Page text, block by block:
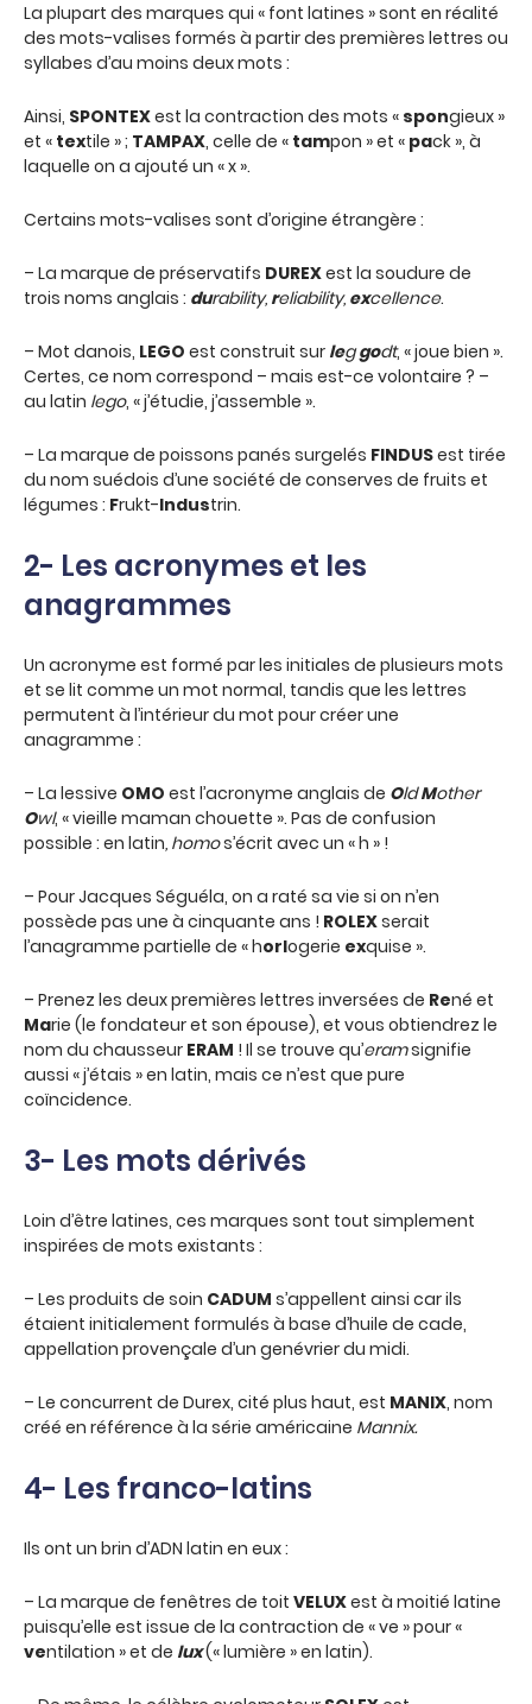
La plupart des marques qui « font latines » sont en réalité
des mots-valises formés à partir des premières lettres ou
syllabes d’au moins deux mots :
Ainsi, SPONTEXest la contraction des mots « spongieux »
et « textile » ; TAMPAX, celle de « tampon » et « pack », à
laquelle on a ajouté un « x ».
Certains mots-valises sont d’origine étrangère :
– La marque de préservatifs DUREXest la soudure de
trois noms anglais : durability, reliability, excellence.
– Mot danois, LEGO est construit sur leggodt, « joue bien ».
Certes, ce nom correspond – mais est-ce volontaire ? –
au latin lego, « j’étudie, j’assemble ».
– La marque de poissons panés surgelés FINDUSest tirée
du nom suédois d’une société de conserves de fruits et
légumes : Frukt-Industrin.
2- Les acronymes et les
anagrammes
Un acronyme est formé par les initiales de plusieurs mots
et se lit comme un mot normal, tandis que les lettres
permutent à l’intérieur du mot pour créer une
anagramme :
– La lessive OMO est l’acronyme anglais de OldMother
Owl, « vieille maman chouette ». Pas de confusion
possible : en latin, homos’écrit avec un « h » !
– Pour Jacques Séguéla, on a raté sa vie si on n’en
possède pas une à cinquante ans ! ROLEXserait
l’anagramme partielle de « horlogerie exquise ».
– Prenez les deux premières lettres inversées de René et
Marie (le fondateur et son épouse), et vous obtiendrez le
nom du chausseur ERAM ! Il se trouve qu’eramsignifie
aussi « j’étais » en latin, mais ce n’est que pure
coïncidence.
3- Les mots dérivés
Loin d’être latines, ces marques sont tout simplement
inspirées de mots existants :
– Les produits de soin CADUM s’appellent ainsi car ils
étaient initialement formulés à base d’huile de cade,
appellation provençale d’un genévrier du midi.
– Le concurrent de Durex, cité plus haut, est MANIX, nom
créé en référence à la série américaine Mannix.
4- Les franco-latins
Ils ont un brin d’ADN latin en eux :
– La marque de fenêtres de toit VELUXest à moitié latine
puisqu’elle est issue de la contraction de « ve » pour «
ventilation » et de lux(« lumière » en latin).